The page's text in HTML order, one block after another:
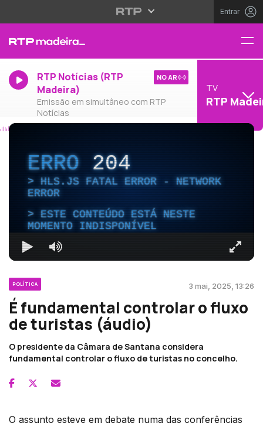
Entrar
RTP Notícias (RTP
Madeira)
Emissão em simultâneo com RTP
Notícias
NO AR
TV
RTP
ERRO204
HLS.JS FATAL ERROR - NETWORK
ERROR
ESTE CONTEÚDO ESTÁ NESTE
MOMENTO INDISPONÍVEL
POLÍTICA 3 mai, 2025, 13:26
É fundamental controlar o fluxo
de turistas (áudio)
O presidente da Câmara de Santana considera
fundamental controlar o fluxo de turistas no concelho.
O assunto esteve em debate numa das conferências